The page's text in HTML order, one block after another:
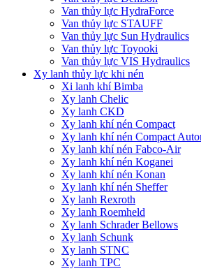
Van thủy lực HydraForce
Van thủy lực STAUFF
Van thủy lực Sun Hydraulics
Van thủy lực Toyooki
Van thủy lực VIS Hydraulics
Xy lanh thủy lực khi nén
Xi lanh khí Bimba
Xy lanh Chelic
Xy lanh CKD
Xy lanh khí nén Compact
Xy lanh khí nén Compact
Xy lanh khí nén Fabco-Air
Xy lanh khí nén Koganei
Xy lanh khí nén Konan
Xy lanh khí nén Sheffer
Xy lanh Rexroth
Xy lanh Roemheld
Xy lanh Schrader Bellows
Xy lanh Schunk
Xy lanh STNC
Xy lanh TPC